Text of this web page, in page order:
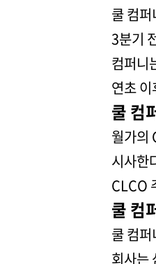
쿨 컴퍼
3분기
컴퍼니
연초 이
쿨 컴
월가의
시사한
CLCO
쿨 컴
쿨 컴
회사는